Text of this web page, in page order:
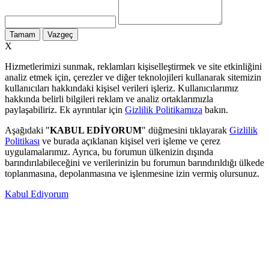
Tamam Vazgeç
X
Hizmetlerimizi sunmak, reklamları kişiselleştirmek ve site etkinliğini
analiz etmek için, çerezler ve diğer teknolojileri kullanarak sitemizin
kullanıcıları hakkındaki kişisel verileri işleriz. Kullanıcılarımız
hakkında belirli bilgileri reklam ve analiz ortaklarımızla
paylaşabiliriz. Ek ayrıntılar için Gizlilik Politikamıza bakın.
Aşağıdaki "KABUL EDİYORUM" düğmesini tıklayarak Gizlilik
Politikası ve burada açıklanan kişisel veri işleme ve çerez
uygulamalarımız. Ayrıca, bu forumun ülkenizin dışında
barındırılabileceğini ve verilerinizin bu forumun barındırıldığı ülkede
toplanmasına, depolanmasına ve işlenmesine izin vermiş olursunuz.
Kabul Ediyorum